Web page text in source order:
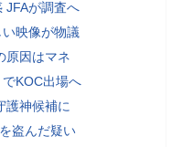
JFAが調査へ
映像が物議
原因はマネ
KOC出場へ
護神候補に
盗んだ疑い